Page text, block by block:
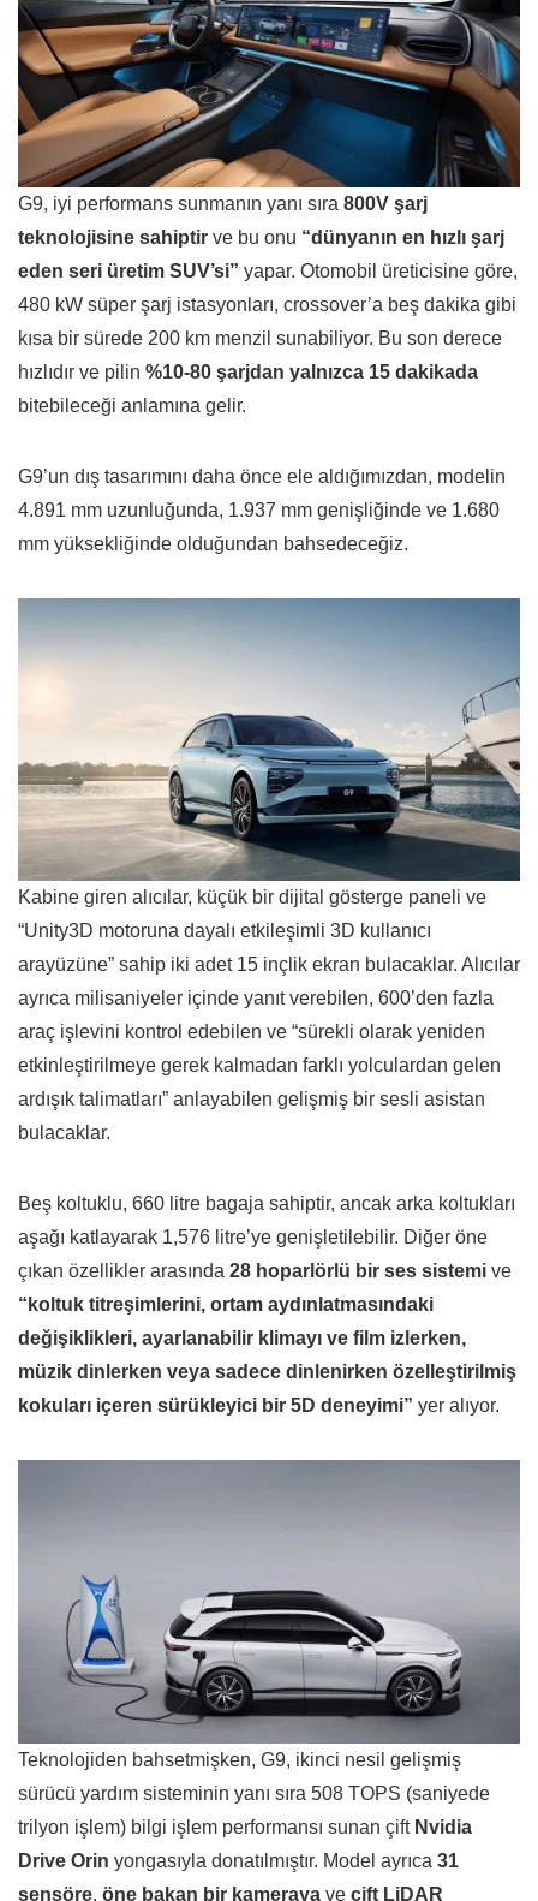
G9, iyi performans sunmanın yanı sıra 800V şarj
teknolojisine sahiptir ve bu onu “dünyanın en hızlı şarj
eden seri üretim SUV’si” yapar. Otomobil üreticisine göre,
480 kW süper şarj istasyonları, crossover’a beş dakika gibi
kısa bir sürede 200 km menzil sunabiliyor. Bu son derece
hızlıdır ve pilin %10-80 şarjdan yalnızca 15 dakikada
bitebileceği anlamına gelir.
G9’un dış tasarımını daha önce ele aldığımızdan, modelin
4.891 mm uzunluğunda, 1.937 mm genişliğinde ve 1.680
mm yüksekliğinde olduğundan bahsedeceğiz.
Kabine giren alıcılar, küçük bir dijital gösterge paneli ve
“Unity3D motoruna dayalı etkileşimli 3D kullanıcı
arayüzüne” sahip iki adet 15 inçlik ekran bulacaklar. Alıcılar
ayrıca milisaniyeler içinde yanıt verebilen, 600’den fazla
araç işlevini kontrol edebilen ve “sürekli olarak yeniden
etkinleştirilmeye gerek kalmadan farklı yolculardan gelen
ardışık talimatları” anlayabilen gelişmiş bir sesli asistan
bulacaklar.
Beş koltuklu, 660 litre bagaja sahiptir, ancak arka koltukları
aşağı katlayarak 1,576 litre’ye genişletilebilir. Diğer öne
çıkan özellikler arasında 28 hoparlörlü bir ses sistemi ve
“koltuk titreşimlerini, ortam aydınlatmasındaki
değişiklikleri, ayarlanabilir klimayı ve film izlerken,
müzik dinlerken veya sadece dinlenirken özelleştirilmiş
kokuları içeren sürükleyici bir 5D deneyimi” yer alıyor.
Teknolojiden bahsetmişken, G9, ikinci nesil gelişmiş
sürücü yardım sisteminin yanı sıra 508 TOPS (saniyede
trilyon işlem) bilgi işlem performansı sunan çift Nvidia
Drive Orin yongasıyla donatılmıştır. Model ayrıca 31
sensöre, öne bakan bir kameraya ve çift LiDAR